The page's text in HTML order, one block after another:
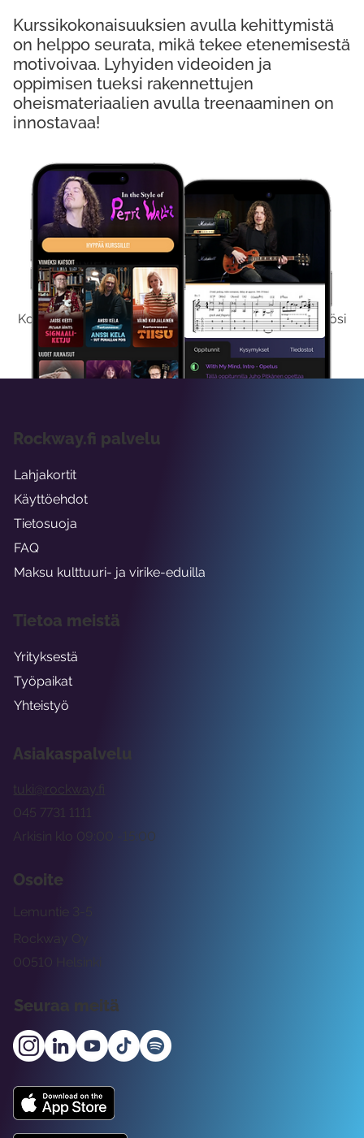
Kokeile Ilmaiseksi
Kokeilemalla ilmaiseksi saat koko sisältömme käyttöösi
viikon ajaksi.
Kurssikokonaisuuksien avulla kehittymistä
on helppo seurata, mikä tekee etenemisestä
motivoivaa. Lyhyiden videoiden ja
oppimisen tueksi rakennettujen
oheismateriaalien avulla treenaaminen on
innostavaa!
Asiakaspalvelu
tuki@rockway.fi
Arkisin klo 09:00 -15:00
045 7731 1111
Osoite
Rockway Oy
Lemuntie 3-5
00510 Helsinki
Seuraa meitä
Rockway.fi palvelu
Lahjakortit
Käyttöehdot
Tietosuoja
FAQ
Maksu kulttuuri- ja virike-eduilla
Tietoa meistä
Yrityksestä
Työpaikat
Yhteistyö